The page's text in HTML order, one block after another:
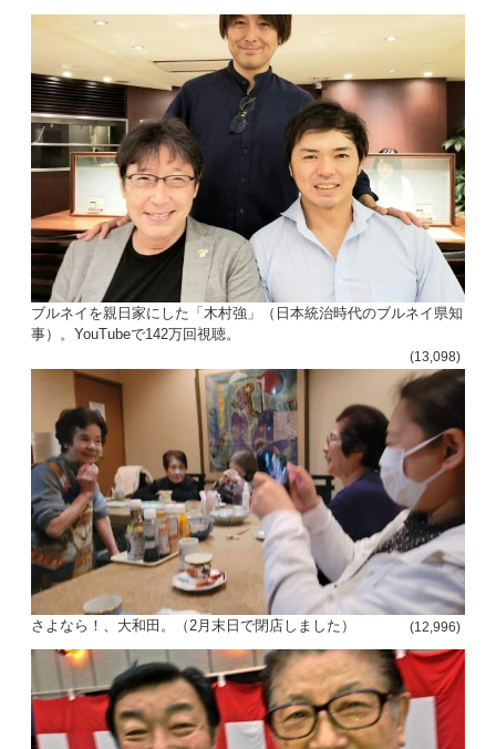
ブルネイを親日家にした「木村強」（日本統治時代のブルネイ県知
事）。YouTubeで142万回視聴。
(13,098)
さよなら！、大和田。（2月末日で閉店しました） (12,996)